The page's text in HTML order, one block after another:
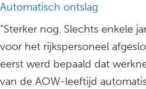
Automatisch ontslag
“Sterker nog. Slechts enkele
voor het rijkspersoneel
eerst werd bepaald dat
van de AOW-leeftijd